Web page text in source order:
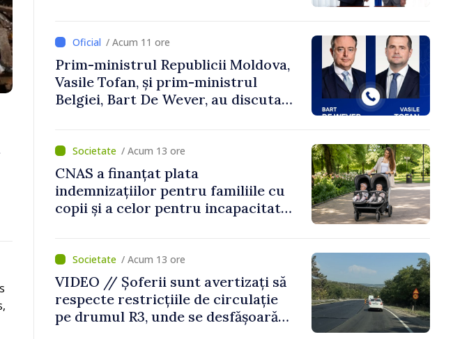
/ Acum 11 ore
Prim-ministrul Republicii Moldova,
Vasile Tofan, și prim-ministrul
Belgiei, Bart De Wever, au discutat
/ Acum 13 ore
CNAS a finanțat plata
indemnizațiilor pentru familiile cu
copii și a celor pentru incapacitate
/ Acum 13 ore
VIDEO // Șoferii sunt avertizați să
respecte restricțiile de circulație
pe drumul R3, unde se desfășoară